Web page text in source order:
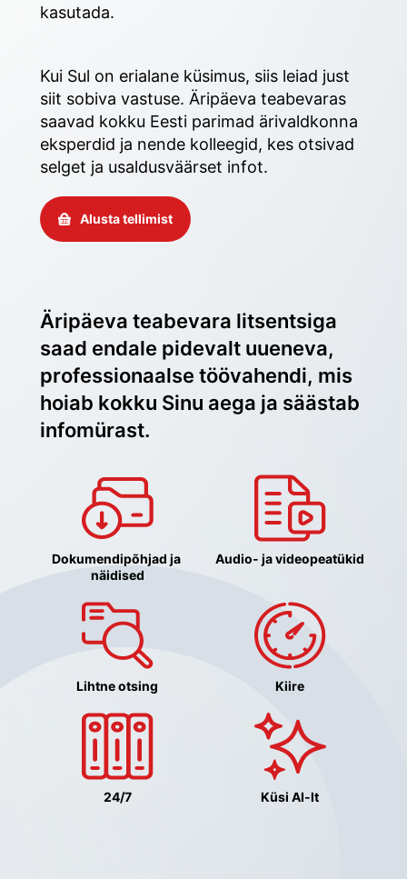
kasutada.
Kui Sul on erialane küsimus, siis leiad just
siit sobiva vastuse. Äripäeva teabevaras
saavad kokku Eesti parimad ärivaldkonna
eksperdid ja nende kolleegid, kes otsivad
selget ja usaldusväärset infot.
Alusta tellimist
Äripäeva teabevara litsentsiga
saad endale pidevalt uueneva,
professionaalse töövahendi, mis
hoiab kokku Sinu aega ja säästab
infomürast.
Dokumendipõhjad ja
näidised
Audio- ja videopeatükid
Lihtne otsing Kiire
24/7 Küsi AI-lt